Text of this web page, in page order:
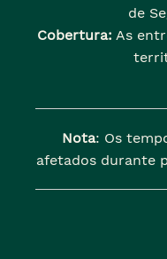
de
Cobertura: As
Nota: Os
afetados durante